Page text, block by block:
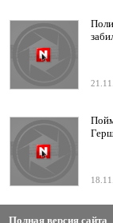
Полная версия сайта